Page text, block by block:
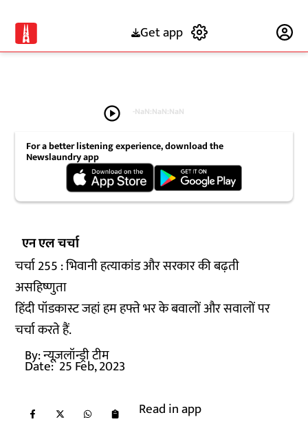
Get app
play_circle -NaN:NaN:NaN
For a better listening experience, download the
Newslaundry app
एन एल चर्चा
चर्चा 255 : भिवानी हत्याकांड और सरकार की बढ़ती
असहिष्णुता
हिंदी पॉडकास्ट जहां हम हफ्ते भर के बवालों और सवालों पर
चर्चा करते हैं.
By:न्यूज़लॉन्ड्री टीम
Date: 25 Feb, 2023
Read in app